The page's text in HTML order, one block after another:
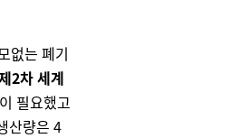
없는 폐기
2차 세계
필요했고
산량은 4